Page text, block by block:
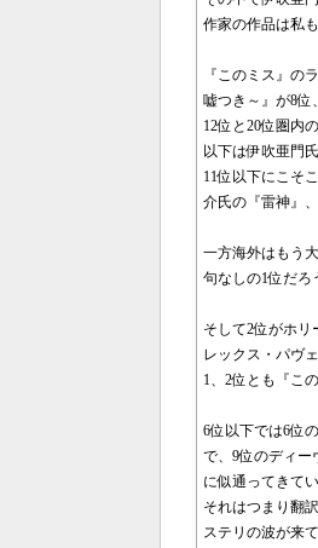
作家の作品は私
『このミス』の
嘘つき～』が8位
12位と20位圏内
以下は伊吹亜門
11位以下にこそ
介氏の『雷神』
一方海外はもう
句なしの1位だろ
そして2位がホ
レックス・パヴ
1、2位とも『こ
6位以下では6位
で、9位のディー
に似通ってきてい
それはつまり翻
ステリの波が来